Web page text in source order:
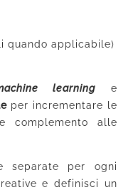
quando applicabile)
learning e
per incrementare le
complemento alle
separate per ogni
e definisci un